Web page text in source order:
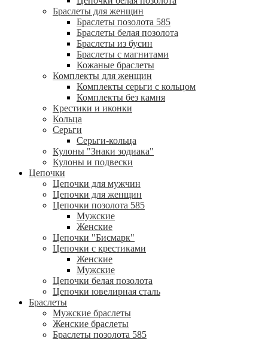
Браслеты для женщин
Браслеты позолота 585
Браслеты белая позолота
Браслеты из бусин
Браслеты с магнитами
Кожаные браслеты
Комплекты для женщин
Комплекты серьги с кольцом
Комплекты без камня
Крестики и иконки
Кольца
Серьги
Серьги-кольца
Кулоны "Знаки зодиака"
Кулоны и подвески
Цепочки
Цепочки для мужчин
Цепочки для женщин
Цепочки позолота 585
Мужские
Женские
Цепочки "Бисмарк"
Цепочки с крестиками
Женские
Мужские
Цепочки белая позолота
Цепочки ювелирная сталь
Браслеты
Мужские браслеты
Женские браслеты
Браслеты позолота 585